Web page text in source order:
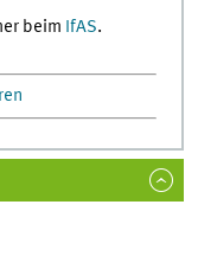
beim IfAS.